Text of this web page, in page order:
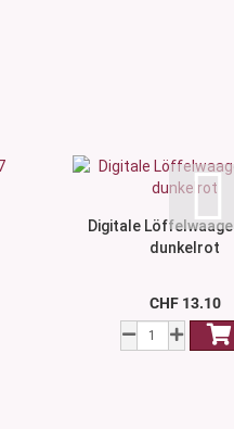
Digitale
dunkelrot
CHF 13.10